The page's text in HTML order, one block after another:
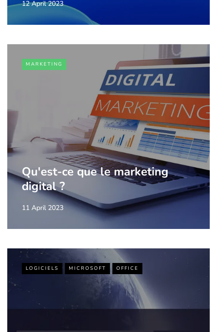
12 April 2023
MARKETING
Qu'est-ce que le marketing
digital ?
11 April 2023
LOGICIELS MICROSOFT OFFICE